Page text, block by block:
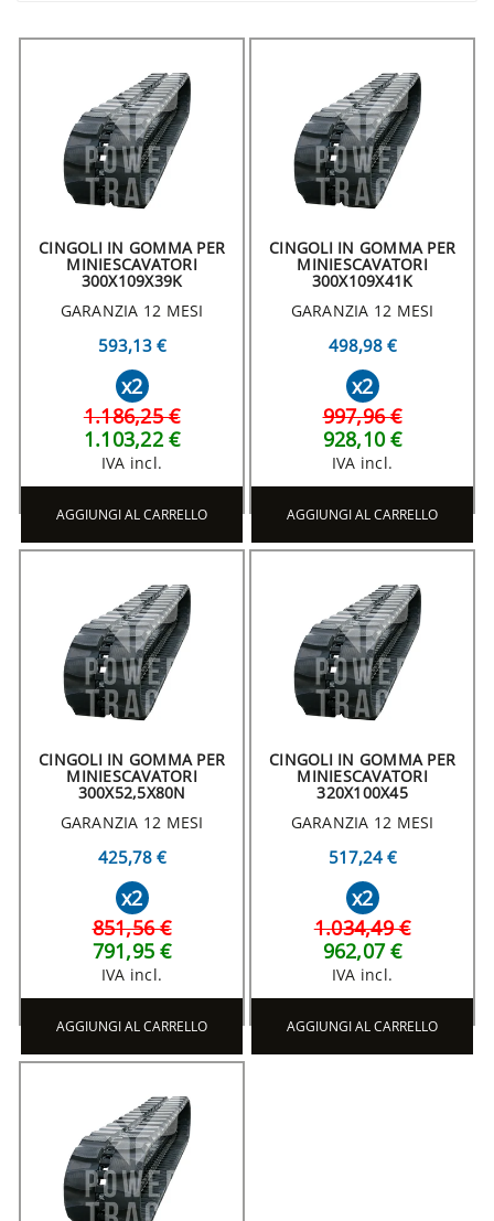
CINGOLI IN GOMMA PER
MINIESCAVATORI
300X109X39K
GARANZIA 12 MESI
593,13 €
x2
1.186,25 €
1.103,22 €
IVA incl.
AGGIUNGI AL CARRELLO
CINGOLI IN GOMMA PER
MINIESCAVATORI
300X109X41K
GARANZIA 12 MESI
498,98 €
x2
997,96 €
928,10 €
IVA incl.
AGGIUNGI AL CARRELLO
CINGOLI IN GOMMA PER
MINIESCAVATORI
300X52,5X80N
GARANZIA 12 MESI
425,78 €
x2
851,56 €
791,95 €
IVA incl.
AGGIUNGI AL CARRELLO
CINGOLI IN GOMMA PER
MINIESCAVATORI
320X100X45
GARANZIA 12 MESI
517,24 €
x2
1.034,49 €
962,07 €
IVA incl.
AGGIUNGI AL CARRELLO